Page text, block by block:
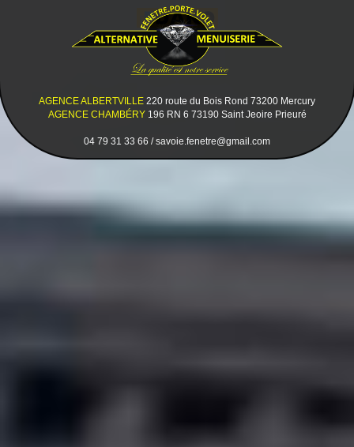
AGENCE ALBERTVILLE 220 route du Bois Rond 73200 Mercury
AGENCE CHAMBÉRY196 RN 6 73190 Saint Jeoire Prieuré
04 79 31 33 66 / savoie.fenetre@gmail.com